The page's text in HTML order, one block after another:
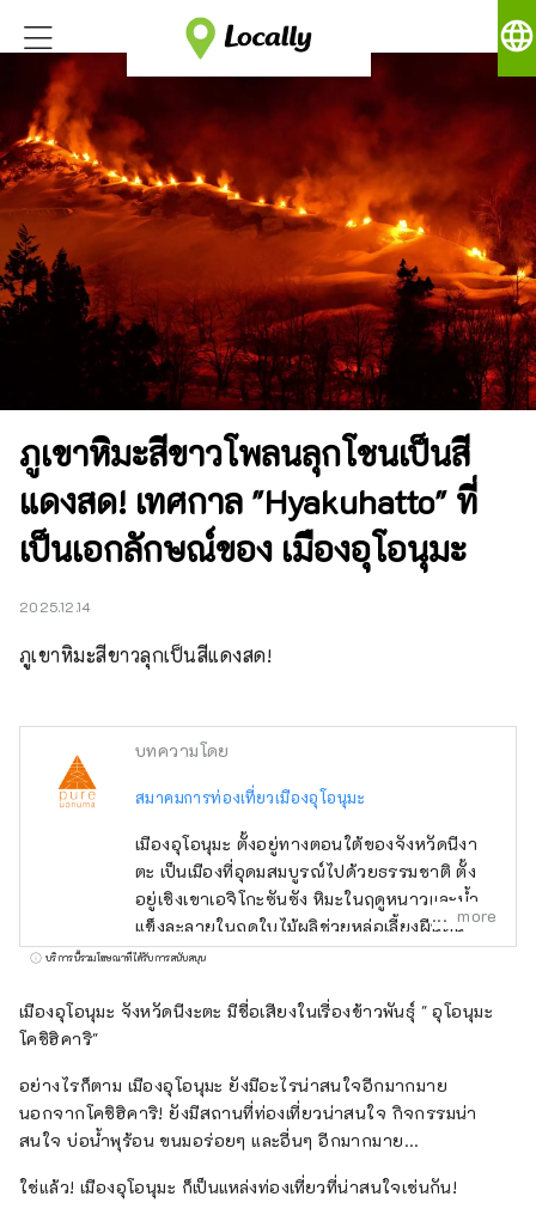
language
ภูเขาหิมะสีขาวโพลนลุกโชนเป็นสี
แดงสด! เทศกาล "Hyakuhatto" ที่
เป็นเอกลักษณ์ของ เมืองอุโอนุมะ
2025.12.14
ภูเขาหิมะสีขาวลุกเป็นสีแดงสด!
บทความโดย
สมาคมการท่องเที่ยวเมืองอุโอนุมะ
เมืองอุโอนุมะ ตั้งอยู่ทางตอนใต้ของจังหวัดนีงา
ตะ เป็นเมืองที่อุดมสมบูรณ์ไปด้วยธรรมชาติ ตั้ง
อยู่เชิงเขาเอจิโกะซันซัง หิมะในฤดูหนาวและน้ำ
แข็งละลายในฤดูใบไม้ผลิช่วยหล่อเลี้ยงผืนดิน
ช่วยเพาะปลูกข้าวอุโอนุมะโคชิฮิคาริอันแสน
ใบไม้ผลิ กิจกรรมกลางแจ้งในฤดูร้อน ทุ่งนาสี
ทิวทัศน์อันตระการตาที่จะทำให้คุณอยากถ่ายรูป
เก็บไว้เป็นที่ระลึก หลังการเดินทาง ลองแช่น้ำพุ
ร้อนผ่อนคลาย รสชาติอันเป็นเอกลักษณ์ของ
ประเทศที่มีหิมะปกคลุม เช่น ข้าวโคชิฮิคาริที่หุงสด
ใหม่และอาหารจากผักป่า จะทำให้คุณรู้สึกอิ่ม
more
บริการนี้รวมโฆษณาที่ได้รับการสนับสนุน
เมืองอุโอนุมะ จังหวัดนีงะตะ มีชื่อเสียงในเรื่องข้าวพันธุ์ " อุโอนุมะ
โคชิฮิคาริ"
อย่างไรก็ตาม เมืองอุโอนุมะ ยังมีอะไรน่าสนใจอีกมากมาย
นอกจากโคชิฮิคาริ! ยังมีสถานที่ท่องเที่ยวน่าสนใจ กิจกรรมน่า
สนใจ บ่อน้ำพุร้อน ขนมอร่อยๆ และอื่นๆ อีกมากมาย...
ใช่แล้ว! เมืองอุโอนุมะ ก็เป็นแหล่งท่องเที่ยวที่น่าสนใจเช่นกัน!